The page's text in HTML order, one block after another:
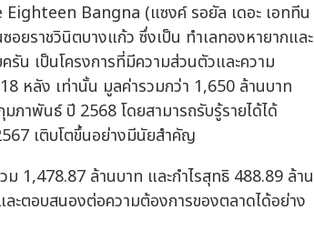
Eighteen Bangna (แซงค์ รอยัล เดอะ เอททีน
ยราชวินิตบางแก้ว ซึ่งเป็น ทำเลทองหายากและ
น เป็นโครงการที่มีความส่วนตัวและความ
หลัง เท่านั้น มูลค่ารวมกว่า 1,650 ล้านบาท
ภาพันธ์ ปี 2568 โดยสามารถรับรู้รายได้ได้
เติบโตขึ้นอย่างมีนัยสำคัญ
1,478.87 ล้านบาท และกำไรสุทธิ 488.89 ล้าน
ะตอบสนองต่อความต้องการของตลาดได้อย่าง